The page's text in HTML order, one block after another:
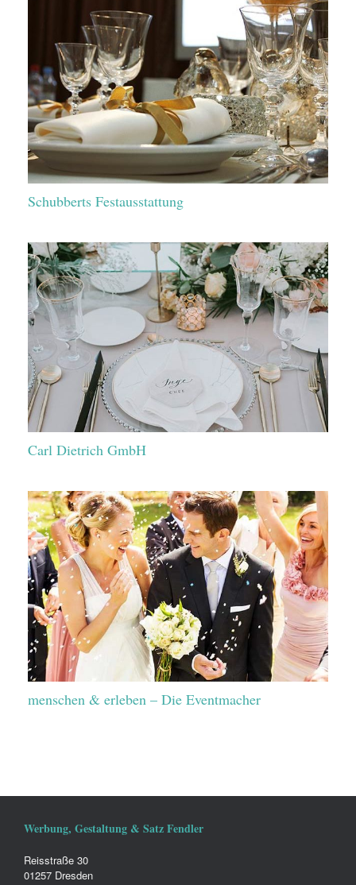
Schubberts Festausstattung
Carl Dietrich GmbH
menschen & erleben – Die Eventmacher
Werbung, Gestaltung & Satz Fendler
Reisstraße 30
01257 Dresden